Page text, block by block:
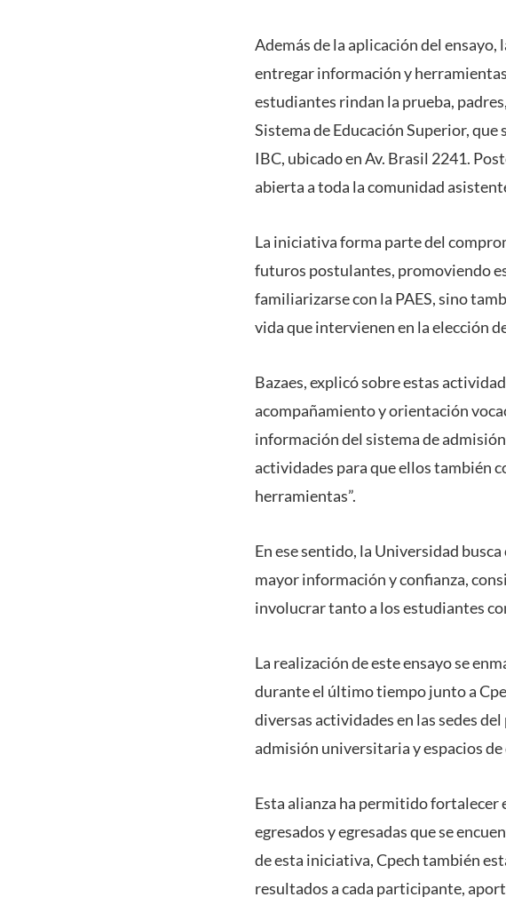
Además de la aplicación del
entregar información y
estudiantes rindan la prueba,
Sistema de Educación Superior,
IBC, ubicado en Av. Brasil 2241.
abierta a toda la comunidad
La iniciativa forma parte del
futuros postulantes, promoviendo
familiarizarse con la PAES, sino
vida que intervienen en la elección
Bazaes, explicó sobre estas
acompañamiento y orientación
información del sistema de
actividades para que ellos también
herramientas”.
En ese sentido, la Universidad
mayor información y confianza,
involucrar tanto a los estudiantes
La realización de este ensayo se
durante el último tiempo junto a
diversas actividades en las sedes
admisión universitaria y espacios
Esta alianza ha permitido fortalecer
egresados y egresadas que se
de esta iniciativa, Cpech también
resultados a cada participante,